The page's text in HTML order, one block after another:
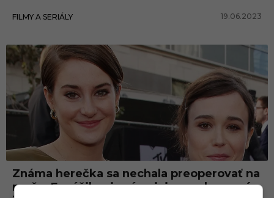
FILMY A SERIÁLY 19.06.2023
Známa herečka sa nechala preoperovať na
muža. Fanúšikovia sú najviac prekvapení z
Celebrity